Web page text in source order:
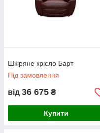
Шкіряне крісло Барт
Під замовлення
від 36 675 ₴
Купити